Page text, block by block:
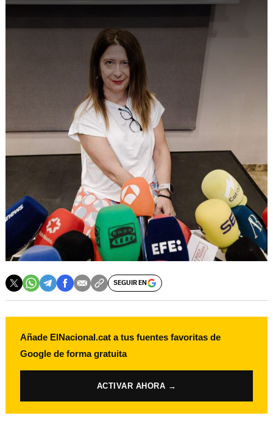
SEGUIR EN
Añade ElNacional.cat a tus fuentes favoritas de
Google de forma gratuita
ACTIVAR AHORA →